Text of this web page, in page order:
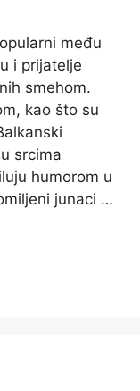
među
i prijatelje
smehom.
kao što su
srcima
humorom u
junaci …